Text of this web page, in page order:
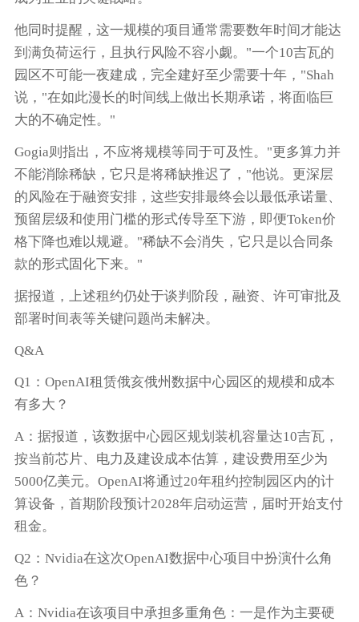
他同时提醒，这一规模的项目通常需要数年时间才能达
到满负荷运行，且执行风险不容小觑。"一个10吉瓦的
园区不可能一夜建成，完全建好至少需要十年，"Shah
说，"在如此漫长的时间线上做出长期承诺，将面临巨
大的不确定性。"
Gogia则指出，不应将规模等同于可及性。"更多算力并
不能消除稀缺，它只是将稀缺推迟了，"他说。更深层
的风险在于融资安排，这些安排最终会以最低承诺量、
预留层级和使用门槛的形式传导至下游，即便Token价
格下降也难以规避。"稀缺不会消失，它只是以合同条
款的形式固化下来。"
据报道，上述租约仍处于谈判阶段，融资、许可审批及
部署时间表等关键问题尚未解决。
Q&A
Q1：OpenAI租赁俄亥俄州数据中心园区的规模和成本
有多大？
A：据报道，该数据中心园区规划装机容量达10吉瓦，
按当前芯片、电力及建设成本估算，建设费用至少为
5000亿美元。OpenAI将通过20年租约控制园区内的计
算设备，首期阶段预计2028年启动运营，届时开始支付
租金。
Q2：Nvidia在这次OpenAI数据中心项目中扮演什么角
色？
A：Nvidia在该项目中承担多重角色：一是作为主要硬